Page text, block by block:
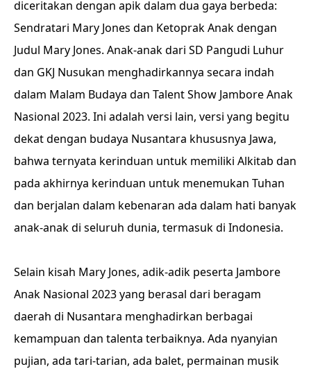
diceritakan dengan apik dalam dua gaya berbeda:
Sendratari Mary Jones dan Ketoprak Anak dengan
Judul Mary Jones. Anak-anak dari SD Pangudi Luhur
dan GKJ Nusukan menghadirkannya secara indah
dalam Malam Budaya dan Talent Show Jambore Anak
Nasional 2023. Ini adalah versi lain, versi yang begitu
dekat dengan budaya Nusantara khususnya Jawa,
bahwa ternyata kerinduan untuk memiliki Alkitab dan
pada akhirnya kerinduan untuk menemukan Tuhan
dan berjalan dalam kebenaran ada dalam hati banyak
anak-anak di seluruh dunia, termasuk di Indonesia.
Selain kisah Mary Jones, adik-adik peserta Jambore
Anak Nasional 2023 yang berasal dari beragam
daerah di Nusantara menghadirkan berbagai
kemampuan dan talenta terbaiknya. Ada nyanyian
pujian, ada tari-tarian, ada balet, permainan musik